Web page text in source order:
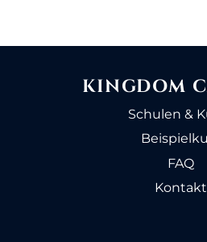
KINGDOM
Schulen &
FAQ
Kontakt